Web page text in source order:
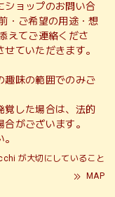
ショップのお問い合
・ご希望の用途・想
えてご連絡くださ
ていただきます。
趣味の範囲でのみご
覚した場合は、法的
がございます。
が大切にしていること
MAP